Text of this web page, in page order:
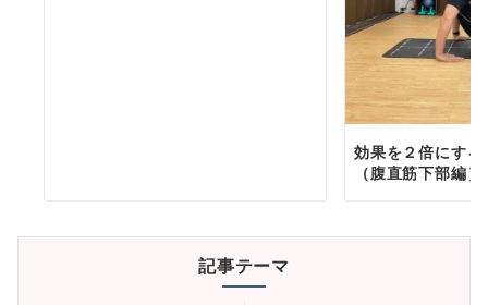
効果を２倍にす
（腹直筋下部編）
記事テーマ